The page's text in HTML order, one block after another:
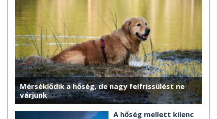
Mérséklődik a hőség, de nagy felfrissülést ne
várjunk
A hőség mellett kilenc